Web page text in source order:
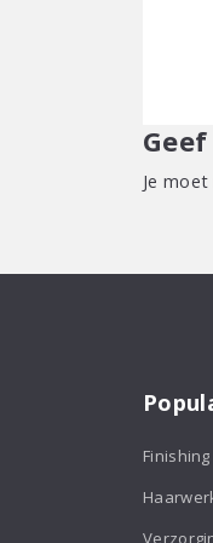
Je moet
Finishing